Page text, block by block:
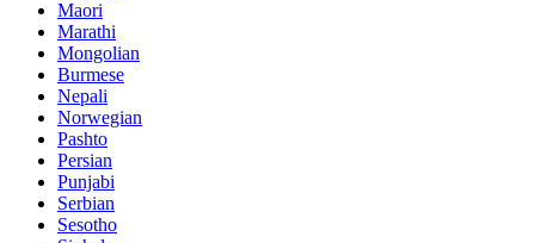
Maori
Marathi
Mongolian
Burmese
Nepali
Norwegian
Pashto
Persian
Punjabi
Serbian
Sesotho